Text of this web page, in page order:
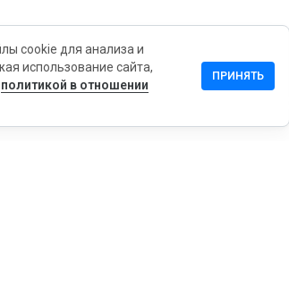
cookie для анализа и
использование сайта,
политикой в отношении
ПРИНЯТЬ